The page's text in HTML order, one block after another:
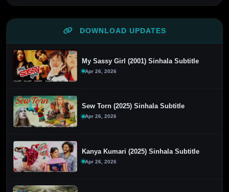
DOWNLOAD UPDATES
My Sassy Girl (2001) Sinhala Subtitle
Apr 26, 2026
Sew Torn (2025) Sinhala Subtitle
Apr 26, 2026
Kanya Kumari (2025) Sinhala Subtitle
Apr 26, 2026